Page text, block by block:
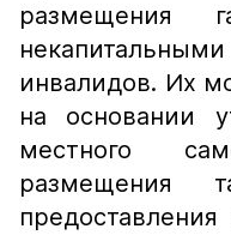
размещения
инвалидов. Их
на основании
местного
размещения